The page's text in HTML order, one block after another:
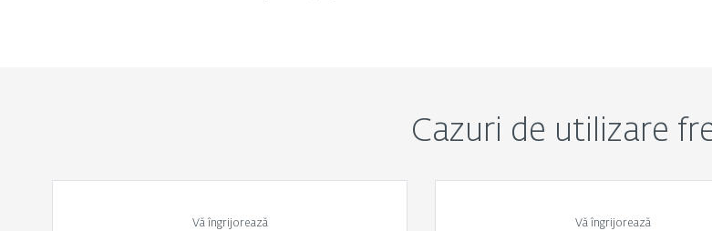
Cazuri de utilizare
Vă îngrijorează Vă îngrijorează